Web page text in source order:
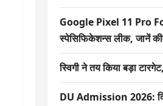
Google Pixel 11 Pro
स्पेसिफिकेशन्स लीक, जानें
स्विगी ने तय किया बड़ा
DU Admission 2026: